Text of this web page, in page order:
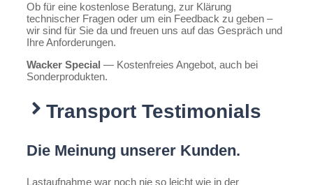
Ob für eine kostenlose Beratung, zur Klärung
technischer Fragen oder um ein Feedback zu geben –
wir sind für Sie da und freuen uns auf das Gespräch und
Ihre Anforderungen.
Wacker Special — Kostenfreies Angebot, auch bei
Sonderprodukten.
Transport Testimonials
Die Meinung unserer Kunden.
Lastaufnahme war noch nie so leicht wie in der